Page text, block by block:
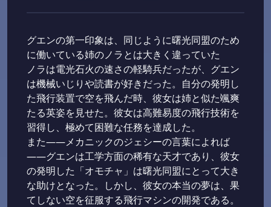
グエンの第一印象は、同じように曙光同盟のため
に働いている姉のノラとは大きく違っていた
ノラは電光石火の速さの軽騎兵だったが、グエン
は機械いじりや読書が好きだった。自分の発明し
た飛行装置で空を飛んだ時、彼女は姉と似た颯爽
たる英姿を見せた。彼女は高難易度の飛行技術を
習得し、極めて困難な任務を達成した。
また――メカニックのジェシーの言葉によれば
――グエンは工学方面の稀有な天才であり、彼女
の発明した「オモチャ」は曙光同盟にとって大き
な助けとなった。しかし、彼女の本当の夢は、果
てしない空を征服する飛行マシンの開発である。